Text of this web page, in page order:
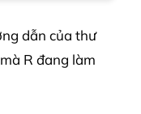
dẫn của thư
R đang làm